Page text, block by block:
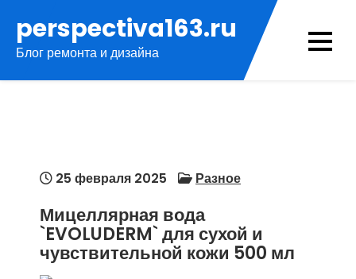
содержимому
perspectiva163.ru
Блог ремонта и дизайна
25 февраля 2025 Разное
Мицеллярная вода
`EVOLUDERM` для сухой и
чувствительной кожи 500 мл